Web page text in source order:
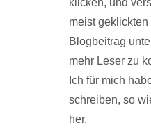
klicken, und
meist
Blogbeitrag
mehr Leser zu
Ich für mich
schreiben, so
her.